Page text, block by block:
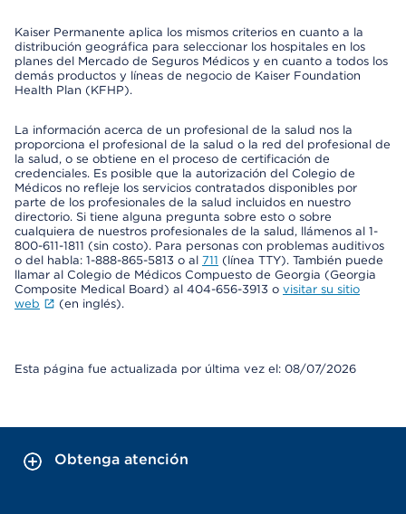
Kaiser Permanente aplica los mismos criterios en cuanto a la
distribución geográfica para seleccionar los hospitales en los
planes del Mercado de Seguros Médicos y en cuanto a todos los
demás productos y líneas de negocio de Kaiser Foundation
Health Plan (KFHP).
La información acerca de un profesional de la salud nos la
proporciona el profesional de la salud o la red del profesional de
la salud, o se obtiene en el proceso de certificación de
credenciales. Es posible que la autorización del Colegio de
Médicos no refleje los servicios contratados disponibles por
parte de los profesionales de la salud incluidos en nuestro
directorio. Si tiene alguna pregunta sobre esto o sobre
cualquiera de nuestros profesionales de la salud, llámenos al 1-
800-611-1811 (sin costo). Para personas con problemas auditivos
o del habla: 1-888-865-5813 o al 711 (línea TTY). También puede
llamar al Colegio de Médicos Compuesto de Georgia (Georgia
Composite Medical Board) al 404-656-3913 o visitar su sitio
web
(en inglés).
Esta página fue actualizada por última vez el: 08/07/2026
Obtenga atención